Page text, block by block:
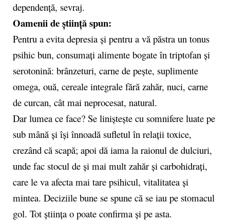
dependență, sevraj.
Oamenii de știință spun:
Pentru a evita depresia și pentru a vă păstra un tonus
psihic bun, consumați alimente bogate în triptofan și
serotonină: brânzeturi, carne de pește, suplimente
omega, ouă, cereale integrale fără zahăr, nuci, carne
de curcan, cât mai neprocesat, natural.
Dar lumea ce face? Se liniștește cu somnifere luate pe
sub mână și își înnoadă sufletul în relații toxice,
crezând că scapă; apoi dă iama la raionul de dulciuri,
unde fac stocul de și mai mult zahăr și carbohidrați,
care le va afecta mai tare psihicul, vitalitatea și
mintea. Deciziile bune se spune că se iau pe stomacul
gol. Tot știința o poate confirma și pe asta.